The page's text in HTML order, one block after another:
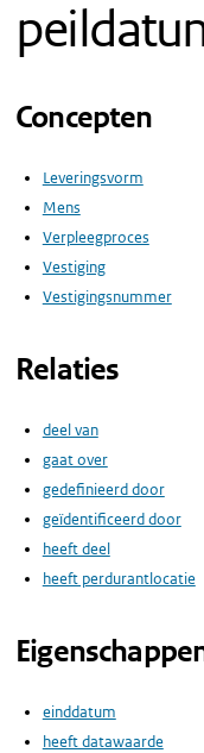
Concepten
Leveringsvorm
Mens
Verpleegproces
Vestiging
Vestigingsnummer
Relaties
deel van
gaat over
gedefinieerd door
geïdentificeerd door
heeft deel
heeft perdurantlocatie
einddatum
heeft datawaarde